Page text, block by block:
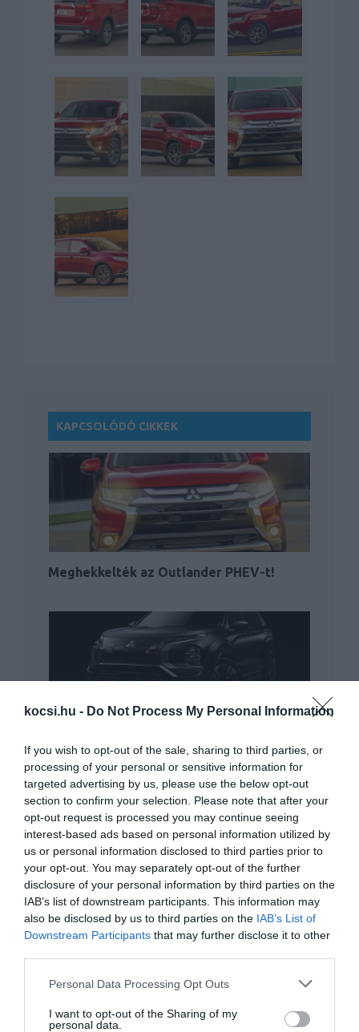
kocsi.hu - Do Not Process My Personal Information
If you wish to opt-out of the sale, sharing to third parties, or
processing of your personal or sensitive information for
targeted advertising by us, please use the below opt-out
section to confirm your selection. Please note that after your
opt-out request is processed you may continue seeing
interest-based ads based on personal information utilized by
us or personal information disclosed to third parties prior to
your opt-out. You may separately opt-out of the further
disclosure of your personal information by third parties on the
IAB’s list of downstream participants. This information may
also be disclosed by us to third parties on the IAB’s List of
Downstream Participants that may further disclose it to other
Please note that this website/app uses one or more Google
not limited to your visit or usage behaviour. You may click to
Personal Data Processing Opt Outs
I want to opt-out of the Sharing of my
personal data.
KAPCSOLÓDÓ CIKKEK
Meghekkelték az Outlander PHEV-t!
Mitsubishi
Hamarosan jön a Mitsubishi Qashqai-
verője